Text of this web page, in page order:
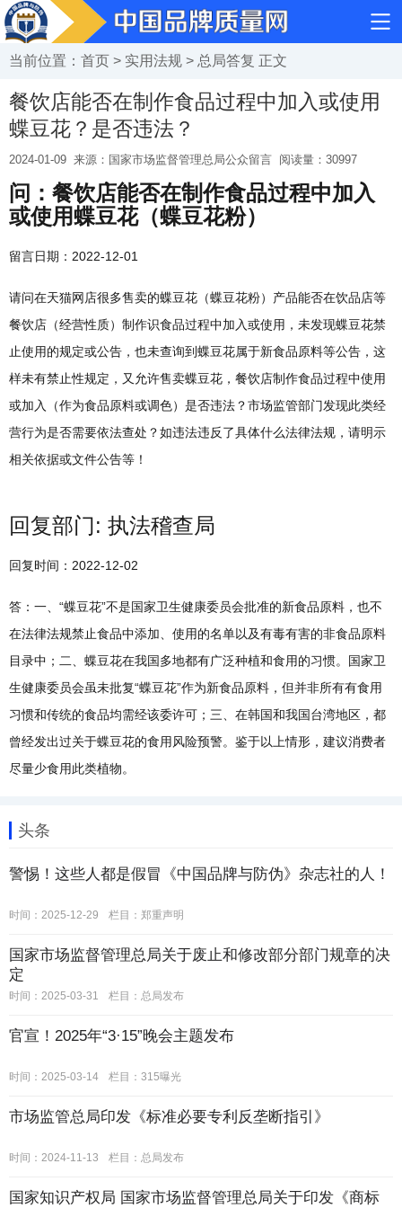
当前位置： 首页 > 实用法规 > 总局答复 正文
餐饮店能否在制作食品过程中加入或使用
蝶豆花？是否违法？
2024-01-09 来源：国家市场监督管理总局公众留言 阅读量： 30997
问：餐饮店能否在制作食品过程中加入
或使用蝶豆花（蝶豆花粉）
留言日期：2022-12-01
请问在天猫网店很多售卖的蝶豆花（蝶豆花粉）产品能否在饮品店等
餐饮店（经营性质）制作识食品过程中加入或使用，未发现蝶豆花禁
止使用的规定或公告，也未查询到蝶豆花属于新食品原料等公告，这
样未有禁止性规定，又允许售卖蝶豆花，餐饮店制作食品过程中使用
或加入（作为食品原料或调色）是否违法？市场监管部门发现此类经
营行为是否需要依法查处？如违法违反了具体什么法律法规，请明示
相关依据或文件公告等！
回复部门: 执法稽查局
回复时间：2022-12-02
答：一、“蝶豆花”不是国家卫生健康委员会批准的新食品原料，也不
在法律法规禁止食品中添加、使用的名单以及有毒有害的非食品原料
目录中；二、蝶豆花在我国多地都有广泛种植和食用的习惯。国家卫
生健康委员会虽未批复“蝶豆花”作为新食品原料，但并非所有有食用
习惯和传统的食品均需经该委许可；三、在韩国和我国台湾地区，都
曾经发出过关于蝶豆花的食用风险预警。鉴于以上情形，建议消费者
尽量少食用此类植物。
头条
警惕！这些人都是假冒《中国品牌与防伪》杂志社的人！
时间：2025-12-29 栏目： 郑重声明
国家市场监督管理总局关于废止和修改部分部门规章的决
定
时间：2025-03-31 栏目： 总局发布
官宣！2025年“3·15”晚会主题发布
时间：2025-03-14 栏目： 315曝光
市场监管总局印发《标准必要专利反垄断指引》
时间：2024-11-13 栏目： 总局发布
国家知识产权局 国家市场监督管理总局关于印发《商标